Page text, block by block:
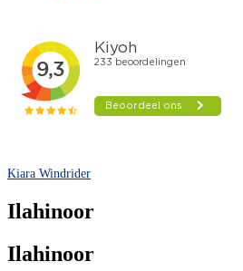
Kiara Windrider
Ilahinoor
Ilahinoor